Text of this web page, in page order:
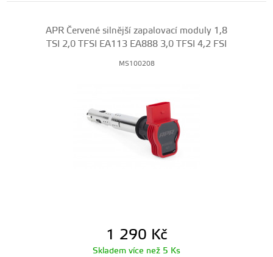
APR Červené silnější zapalovací moduly 1,8
TSI 2,0 TFSI EA113 EA888 3,0 TFSI 4,2 FSI
MS100208
1 290 Kč
Skladem více než 5 Ks